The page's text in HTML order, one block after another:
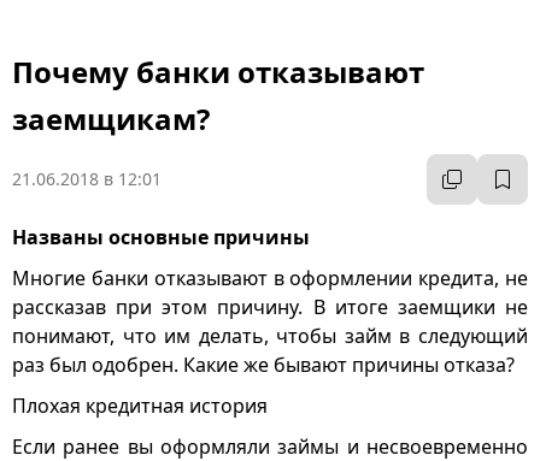
Почему банки отказывают
заемщикам?
21.06.2018 в 12:01
Названы основные причины
Многие банки отказывают в оформлении кредита, не
рассказав при этом причину. В итоге заемщики не
понимают, что им делать, чтобы займ в следующий
раз был одобрен. Какие же бывают причины отказа?
Плохая кредитная история
Если ранее вы оформляли займы и несвоевременно